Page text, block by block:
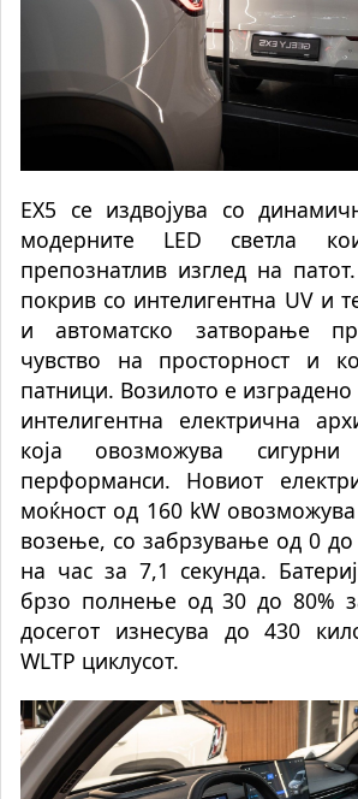
EX5 се издвојува со
модерните LED светла
препознатлив изглед на
покрив со интелигентна UV и
и автоматско затворање
чувство на просторност и
патници. Возилото е изградено
интелигентна електрична
која овозможува
перформанси. Новиот
моќност од 160 kW
возење, со забрзување од 0
на час за 7,1 секунда.
брзо полнење од 30 до 80%
досегот изнесува до 430
WLTP циклусот.